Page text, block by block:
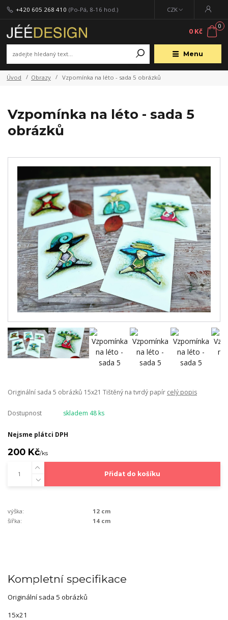
Menu
CZK
+420 605 268 410 (Po-Pá, 8-16 hod.)
0
0 Kč
Úvod Obrazy Vzpomínka na léto - sada 5 obrázků
Vzpomínka na léto - sada 5
obrázků
Originální sada 5 obrázků 15x21 Tištěný na tvrdý papír celý popis
Dostupnost skladem 48 ks
Nejsme plátci DPH
200 Kč/ks
Přidat do košíku
výška:
12 cm
šířka:
14 cm
Kompletní specifikace
Originální sada 5 obrázků
15x21